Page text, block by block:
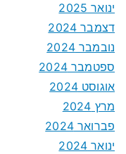
ינואר 2025
דצמבר 2024
נובמבר 2024
ספטמבר 2024
אוגוסט 2024
מרץ 2024
פברואר 2024
ינואר 2024